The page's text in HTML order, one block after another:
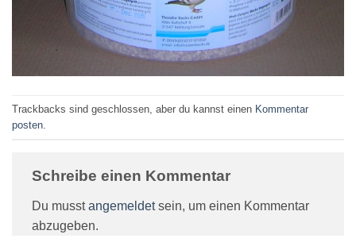
Trackbacks sind geschlossen, aber du kannst einen Kommentar
posten
Schreibe einen Kommentar
Du musstangemeldetsein, um einen Kommentar
abzugeben.